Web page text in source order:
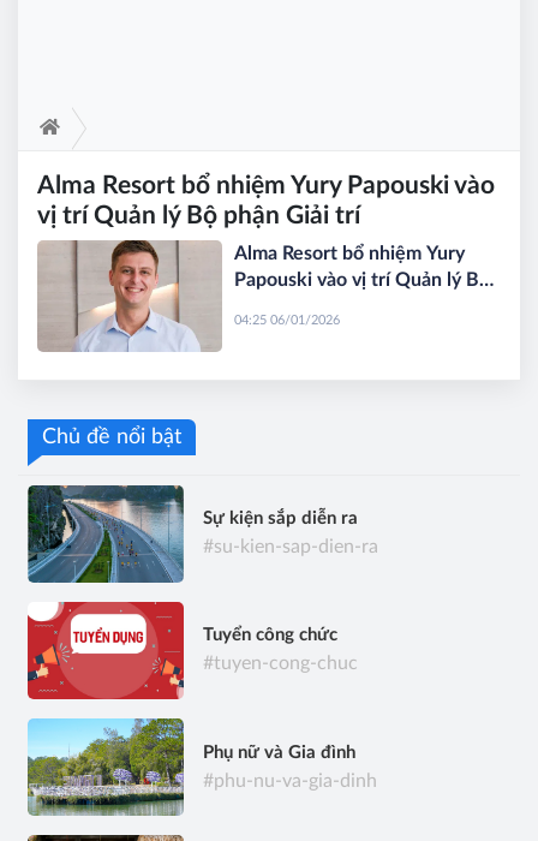
Alma Resort bổ nhiệm Yury Papouski vào
vị trí Quản lý Bộ phận Giải trí
Alma Resort bổ nhiệm Yury
Papouski vào vị trí Quản lý Bộ
04:25 06/01/2026
Chủ đề nổi bật
Sự kiện sắp diễn ra
#su-kien-sap-dien-ra
Tuyển công chức
#tuyen-cong-chuc
Phụ nữ và Gia đình
#phu-nu-va-gia-dinh